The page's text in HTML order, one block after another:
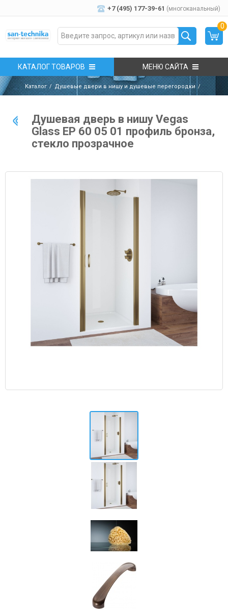
+7 (495) 177-39-61 (многоканальный)
0
КАТАЛОГ ТОВАРОВ МЕНЮ САЙТА
Каталог Душевые двери в нишу и душевые перегородки
Душевая дверь в нишу Vegas
Glass EP 60 05 01 профиль бронза,
стекло прозрачное